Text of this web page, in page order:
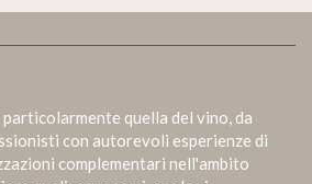
particolarmente quella del vino, da
con autorevoli esperienze di
complementari nell'ambito